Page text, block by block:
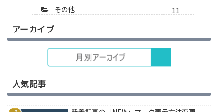
その他
11
アーカイブ
人気記事